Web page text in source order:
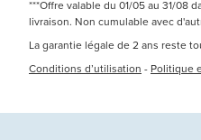
***Offre valable du 01/05 au 31/08
livraison. Non cumulable avec
La garantie légale de 2 ans reste
Conditions d’utilisation - Politique